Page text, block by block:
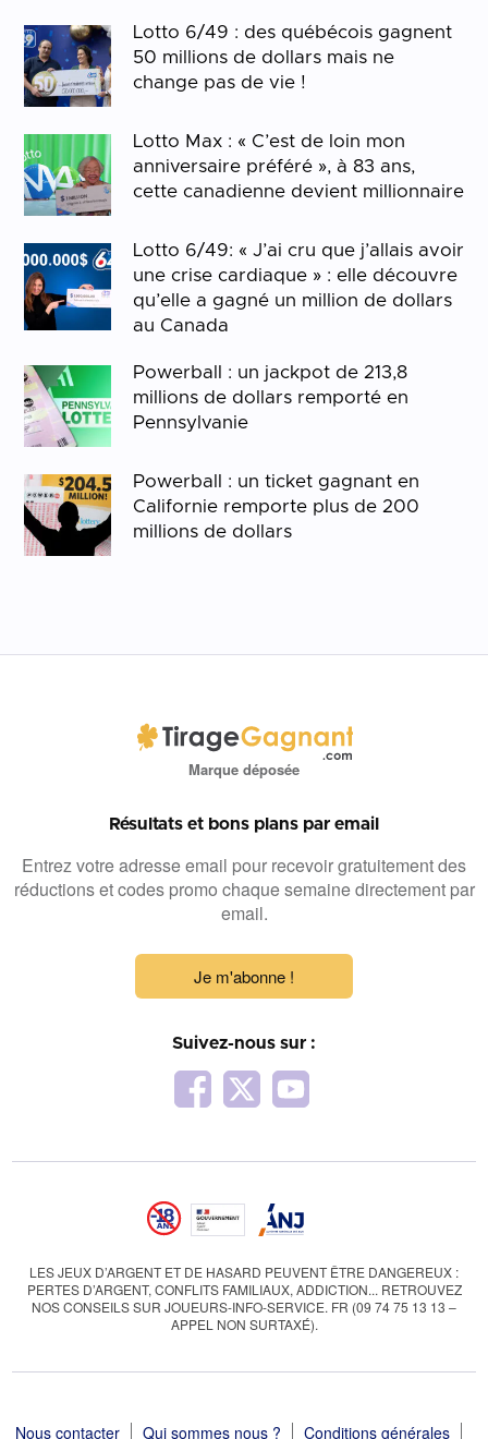
Lotto 6/49 : des québécois gagnent
50 millions de dollars mais ne
change pas de vie !
Lotto Max : « C’est de loin mon
anniversaire préféré », à 83 ans,
cette canadienne devient millionnaire
Lotto 6/49: « J’ai cru que j’allais avoir
une crise cardiaque » : elle découvre
qu’elle a gagné un million de dollars
au Canada
Powerball : un jackpot de 213,8
millions de dollars remporté en
Pennsylvanie
Powerball : un ticket gagnant en
Californie remporte plus de 200
millions de dollars
Marque déposée
Résultats et bons plans par email
Entrez votre adresse email pour recevoir gratuitement des
réductions et codes promo chaque semaine directement par
email.
Je m'abonne !
Suivez-nous sur :
LES JEUX D’ARGENT ET DE HASARD PEUVENT ÊTRE DANGEREUX :
PERTES D’ARGENT, CONFLITS FAMILIAUX, ADDICTION... RETROUVEZ
NOS CONSEILS SUR JOUEURS-INFO-SERVICE. FR (09 74 75 13 13 –
APPEL NON SURTAXÉ).
Nous contacter Qui sommes nous ? Conditions générales